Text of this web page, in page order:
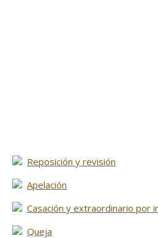
Reposición y revisión
Apelación
Casación y extraordinario por
Queja